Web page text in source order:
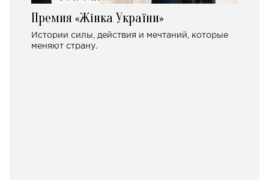
Премия «Жінка України»
Истории силы, действия и мечтаний, которые
меняют страну.